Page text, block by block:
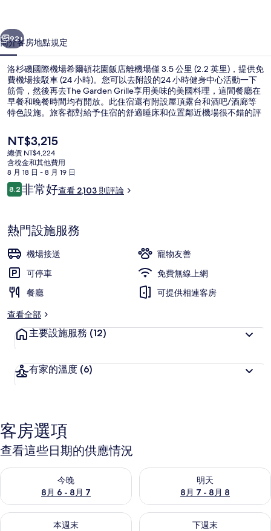
希
爾
頓
花
園
飯
店
的
相
集
個 下一個
92+
簡介客房地點規定
洛杉磯國際機場希爾頓花園飯店離機場僅 3.5 公里 (2.2 英里)，提供免
費機場接駁車 (24 小時)。您可以去附設的24 小時健身中心活動一下
筋骨，然後再去The Garden Grille享用美味的美國料理，這間餐廳在
早餐和晚餐時間均有開放。此住宿還有附設屋頂露台和酒吧/酒廊等
特色設施。旅客都對給予住宿的舒適睡床和位置鄰近機場很不錯的評
到LAX/地鐵交通中心也只要 13 分鐘。
目
前
的
價
格
是
NT$3,215
總價 NT$4,224
含稅金和其他費用
8 月 18 日 - 8 月 19 日
評
論
8.28.2 分，滿分 10 分，
非常好查看 2,103 則評論
熱門設施服務
機場接送
寵物友善
可停車
免費無線上網
餐廳
可提供相連客房
查看全部
主要設施服務 (12)
有家的溫度 (6)
客房選項
查看這些日期的供應情況
今晚
8月 6 - 8月 7
查看今晚 (8月 6 - 8月 7) 的供應情況
明天
8月 7 - 8月 8
查看明天 (8月 7 - 8月 8) 的供
本週末
查看本週末 (8月 7 - 8月 9) 的供應情況
下週末
查看下週末 (8月 14 - 8月 16)